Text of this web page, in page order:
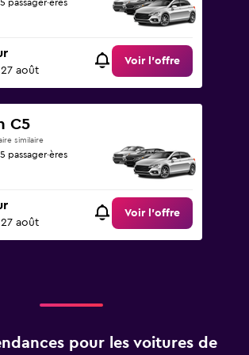
5 passager·ères
août
Voir l’offre
C5
similaire
5 passager·ères
août
Voir l’offre
pour les voitures de